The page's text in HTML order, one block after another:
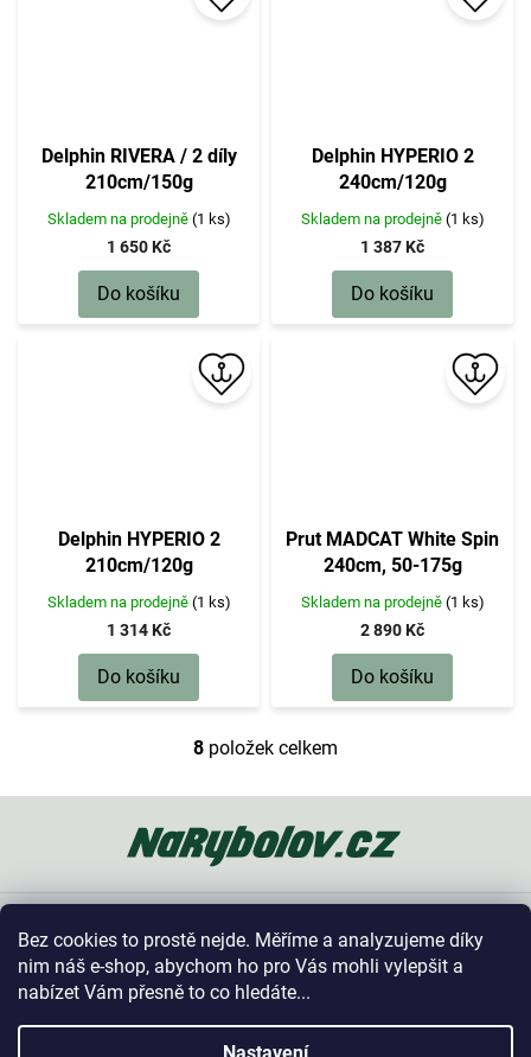
Bez cookies to prostě nejde. Měříme a analyzujeme díky
nim náš e-shop, abychom ho pro Vás mohli vylepšit a
nabízet Vám přesně to co hledáte...
Delphin RIVERA / 2 díly
210cm/150g
Skladem na prodejně (1 ks)
1 650 Kč
Do košíku
Delphin HYPERIO 2
240cm/120g
Skladem na prodejně (1 ks)
1 387 Kč
Do košíku
Delphin HYPERIO 2
210cm/120g
Skladem na prodejně (1 ks)
1 314 Kč
Do košíku
Prut MADCAT White Spin
240cm, 50-175g
Skladem na prodejně (1 ks)
2 890 Kč
Do košíku
O
l
á
d
c
p
r
v
k
y
v
8 položek celkem
a
t
Vše o nákupu
Kontakt